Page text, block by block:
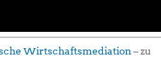
Wirtschaftsmediation– zu